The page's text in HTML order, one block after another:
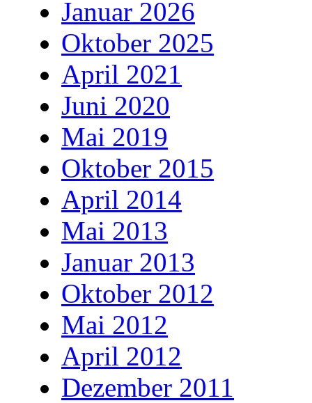
Januar 2026
Oktober 2025
April 2021
Juni 2020
Mai 2019
Oktober 2015
April 2014
Mai 2013
Januar 2013
Oktober 2012
Mai 2012
April 2012
Dezember 2011